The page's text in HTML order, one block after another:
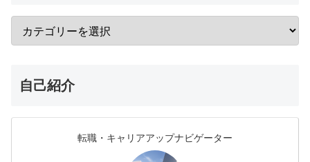
自己紹介
転職・キャリアアップナビゲーター